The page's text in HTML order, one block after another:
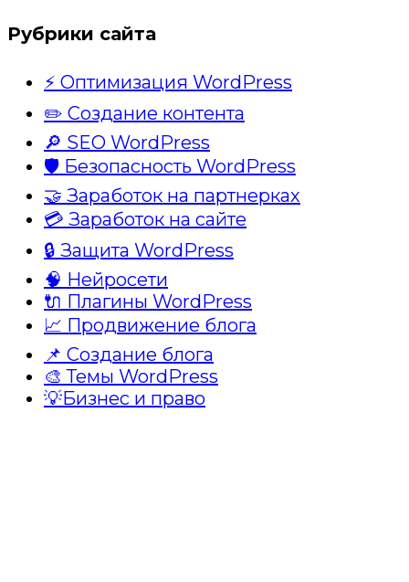
Рубрики сайта
⚡ Оптимизация WordPress
✏️ Создание контента
🔎 SEO WordPress
🛡️ Безопасность WordPress
🤝 Заработок на партнерках
💳 Заработок на сайте
🔒 Защита WordPress
🧠 Нейросети
🔌 Плагины WordPress
📈 Продвижение блога
📌 Создание блога
🎨 Темы WordPress
💡Бизнес и право